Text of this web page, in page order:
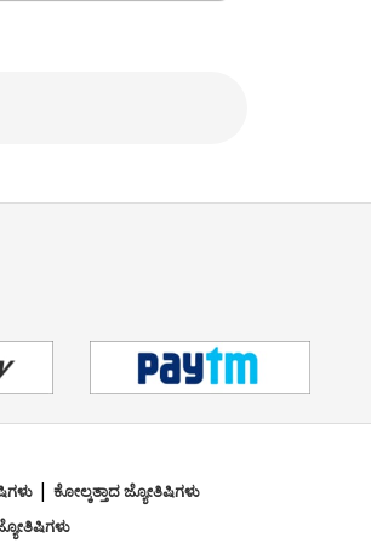
| ಕೋಲ್ಕತ್ತಾದ ಜ್ಯೋತಿಷಿಗಳು